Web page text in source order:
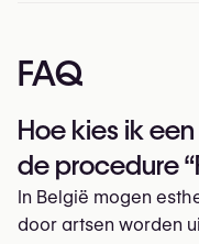
FAQ
Hoe kies ik
de procedure
In België mogen
door artsen worden